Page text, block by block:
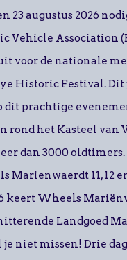
23 augustus 2026
Vehicle Association
voor de nationale
Historic Festival. Dit
dit prachtige
rond het Kasteel van
dan 3000 oldtimers.
Marienwaerdt 11, 12
keert Wheels
Landgoed
niet missen! Drie